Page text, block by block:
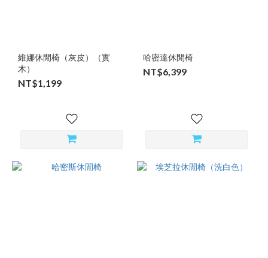
維娜休閒椅（灰皮）（實
木）
NT$1,199
哈密達休閒椅
NT$6,399